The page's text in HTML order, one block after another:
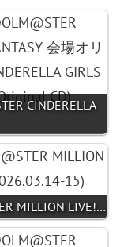
CINDERELLA
MILLION LIVE!…